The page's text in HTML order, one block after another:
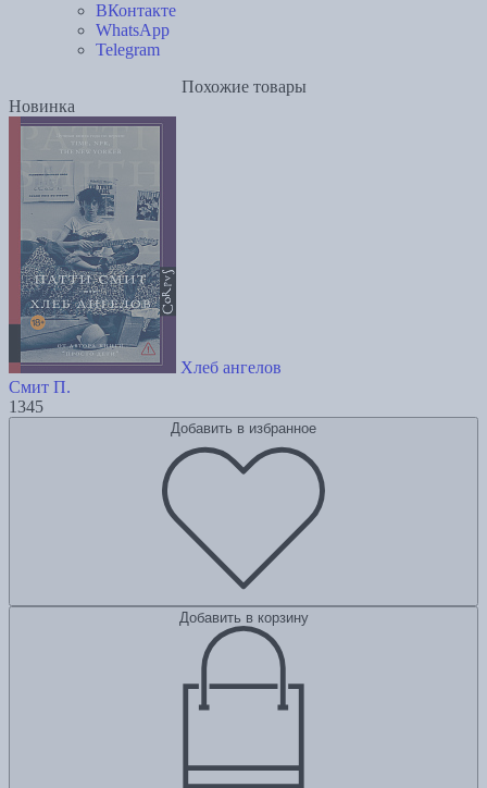
ВКонтакте
WhatsApp
Telegram
Похожие товары
Новинка
Хлеб ангелов
Смит П.
1345
Добавить в избранное
Добавить в корзину